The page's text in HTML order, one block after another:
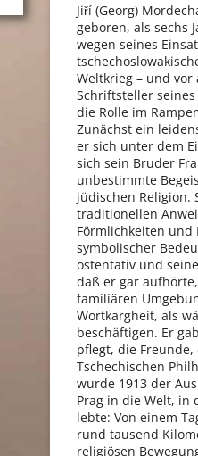
Jiří (Georg)
geboren, als sechs
wegen seines
Weltkrieg – und
Schriftsteller
die Rolle im
Zunächst ein
er sich unter dem
sich sein Bruder
unbestimmte
jüdischen Religion.
traditionellen
Förmlichkeiten und
symbolischer
ostentativ und
daß er gar
familiären
Wortkargheit, als
beschäftigen. Er
pflegt, die
Tschechischen
wurde 1913 der
Prag in die Welt, in
lebte: Von einem
rund tausend
religiösen